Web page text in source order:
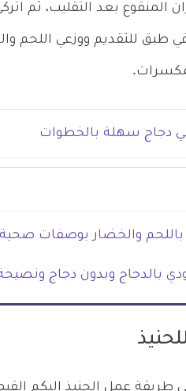
المنقوع بعد التقليب، ثم
طبق للتقديم ووزعي اللحم
دجاج سهلة بالخطوات
والخضار بوصفات صحية
بالدجاج وبدون دجاج
طريقة عمل الحنيذ إليكم